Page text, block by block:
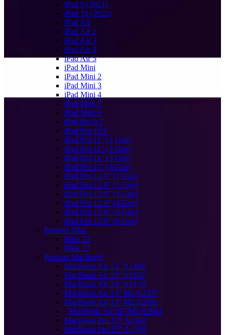
iPad 9 (2021)
iPad 10 (2022)
iPad Air
iPad Air 2
iPad Air 3
iPad Air 4
iPad Air 5
iPad Mini
iPad Mini 2
iPad Mini 3
iPad Mini 4
iPad Mini 5
iPad Mini 6
iPad Pro 9.7
iPad Pro 10.5
iPad Pro 11" (1 Gen)
iPad Pro 11" (2 Gen)
iPad Pro 11" (3 Gen)
iPad Pro 11" (4 Gen)
iPad Pro 12.9" (1 Gen)
iPad Pro 12.9" (2 Gen)
iPad Pro 12.9" (3 Gen)
iPad Pro 12.9" (4 Gen)
iPad Pro 12.9" (5 Gen)
iPad Pro 12.9" (6 Gen)
Ремонт iMac
iMac 21
iMac 27
Ремонт MacBook
MacBook Air 13" A1466
MacBook Air 13" A1932
MacBook Air 13" A2179
MacBook Air 13" M1 A2337
MacBook Air 13" M2 A2681
>MacBook Air 15" M2 A2941
MacBook Pro 13" A1502
MacBook Pro 15" A1398